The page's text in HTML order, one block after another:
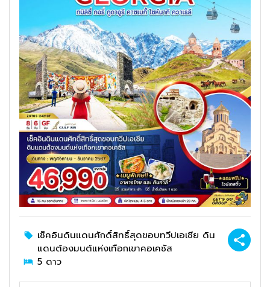
เช็คอินดินแดนศักดิ์สิทธิ์สุดขอบทวีปเอเชีย ดิน
แดนต้องมนต์แห่งเทือกเขาคอเคซัส
5 ดาว